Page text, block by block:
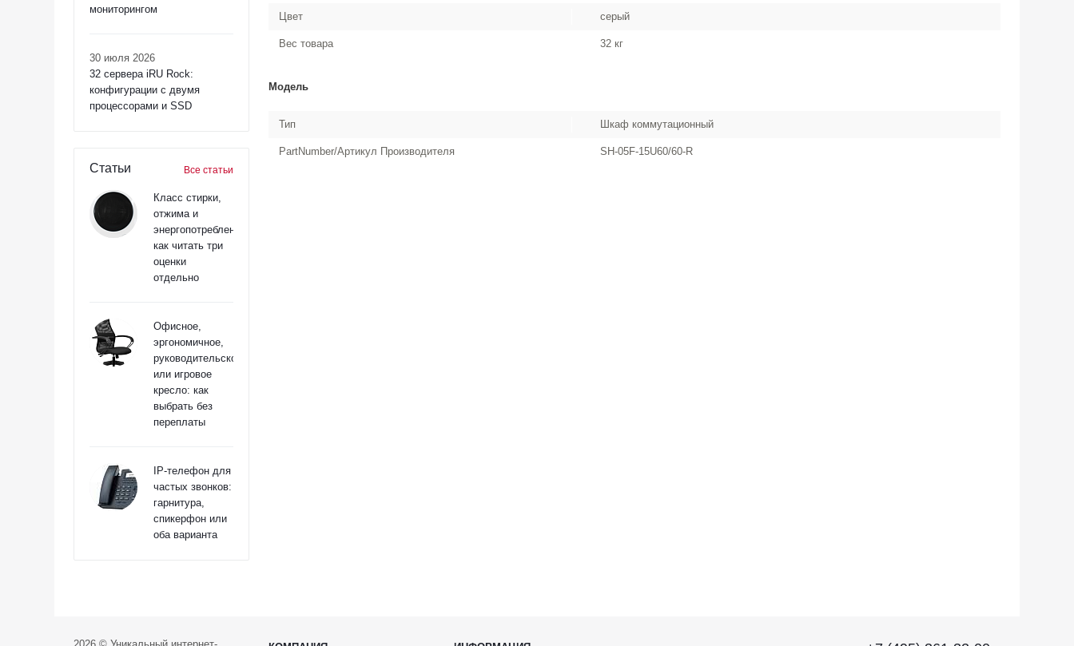
мониторингом
30 июля 2026
32 сервера iRU Rock:
конфигурации с двумя
процессорами и SSD
Статьи Все статьи
Класс стирки,
отжима и
энергопотребления:
как читать три
оценки
отдельно
Офисное,
эргономичное,
руководительское
или игровое
кресло: как
выбрать без
переплаты
IP-телефон для
частых звонков:
гарнитура,
спикерфон или
оба варианта
Цвет серый
Вес товара 32 кг
Модель
Тип Шкаф коммутационный
PartNumber/Артикул Производителя SH-05F-15U60/60-R